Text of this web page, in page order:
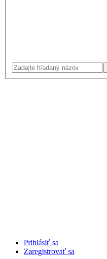
Prihlásiť sa
Zaregistrovať sa